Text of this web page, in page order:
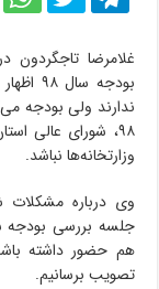
غلامرضا تاجگردون
ندارند و‌لی بودجه
۹۸، شورای عالی
وزارتخانه‌ها نباشد.
و‌ی در‌با‌ره مشکلات
جلسه بررسی بودجه
هم حضور داشته
تصویب برسانیم.